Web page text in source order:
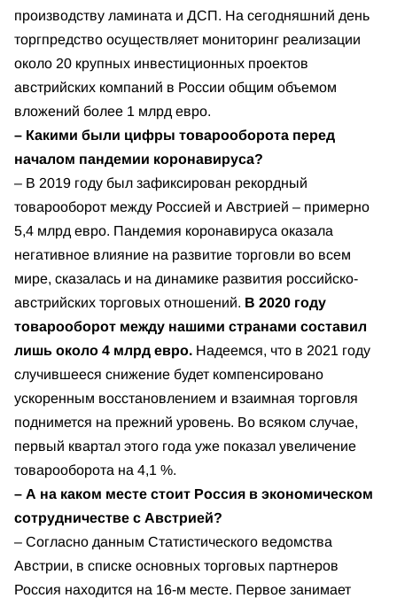
производству ламината и ДСП. На сегодняшний день
торгпредство осуществляет мониторинг реализации
около 20 крупных инвестиционных проектов
австрийских компаний в России общим объемом
вложений более 1 млрд евро.
– Какими были цифры товарооборота перед
началом пандемии коронавируса?
– В 2019 году был зафиксирован рекордный
товарооборот между Россией и Австрией – примерно
5,4 млрд евро. Пандемия коронавируса оказала
негативное влияние на развитие торговли во всем
мире, сказалась и на динамике развития российско-
австрийских торговых отношений. В 2020 году
товарооборот между нашими странами составил
лишь около 4 млрд евро. Надеемся, что в 2021 году
случившееся снижение будет компенсировано
ускоренным восстановлением и взаимная торговля
поднимется на прежний уровень. Во всяком случае,
первый квартал этого года уже показал увеличение
товарооборота на 4,1 %.
– А на каком месте стоит Россия в экономическом
сотрудничестве с Австрией?
– Согласно данным Статистического ведомства
Австрии, в списке основных торговых партнеров
Россия находится на 16-м месте. Первое занимает